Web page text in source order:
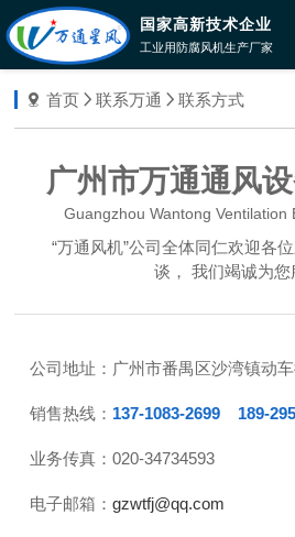
国家高新技术企业
工业用防腐风机生产厂家
首页 联系万通 联系方式
广州市万通通风
Guangzhou Wantong Ventilation
“万通风机”公司全体同仁欢迎各
谈， 我们竭诚为您
公司地址： 广州市番禺区沙湾镇动
销售热线： 137-1083-2699 189-
业务传真： 020-34734593
电子邮箱： gzwtfj@qq.com